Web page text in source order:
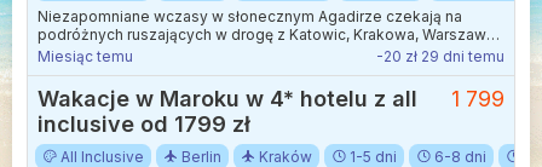
Niezapomniane wczasy w słonecznym Agadirze czekają na
podróżnych ruszających w drogę z Katowic, Krakowa, Warszawy,
Wrocławia lub Berlina.
Miesiąc temu -20 zł 29 dni temu
Wakacje w Maroku w 4* hotelu z all
inclusive od 1799 zł
1 799
All Inclusive Berlin Kraków 1-5 dni 6-8 dni